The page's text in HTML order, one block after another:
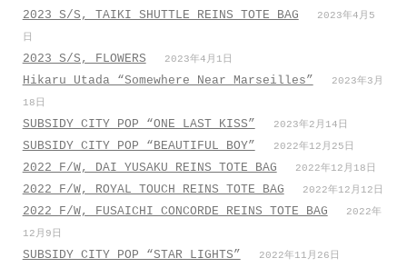
2023 S/S, TAIKI SHUTTLE REINS TOTE BAG
2023年4月5
日
2023 S/S, FLOWERS 2023年4月1日
Hikaru Utada “Somewhere Near Marseilles”
2023年3月
18日
SUBSIDY CITY POP “ONE LAST KISS” 2023年2月14日
SUBSIDY CITY POP “BEAUTIFUL BOY” 2022年12月25日
2022 F/W, DAI YUSAKU REINS TOTE BAG 2022年12月18日
2022 F/W, ROYAL TOUCH REINS TOTE BAG 2022年12月12日
2022 F/W, FUSAICHI CONCORDE REINS TOTE BAG
2022年
12月9日
SUBSIDY CITY POP “STAR LIGHTS” 2022年11月26日